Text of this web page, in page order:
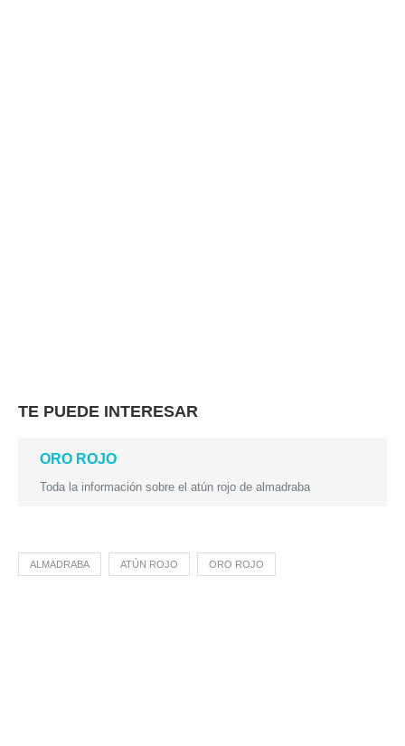
TE PUEDE INTERESAR
ORO ROJO
Toda la información sobre el atún rojo de almadraba
ALMADRABA ATÚN ROJO ORO ROJO